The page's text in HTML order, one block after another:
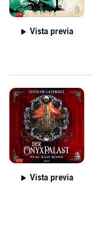
Vista previa
Vista previa